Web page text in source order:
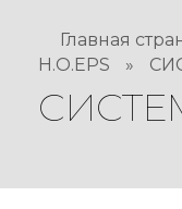
Главная
H.O.EPS
»